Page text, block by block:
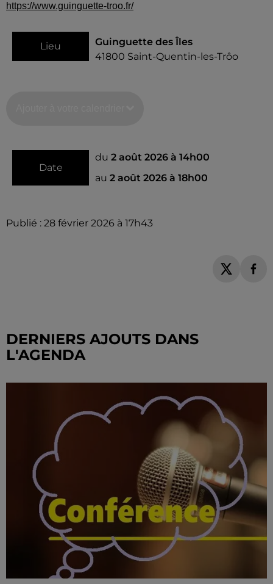
https://www.guinguette-troo.fr/
Lieu
Guinguette des Îles
41800 Saint-Quentin-les-Trôo
Date
du 2 août 2026 à 14h00
au 2 août 2026 à 18h00
Publié : 28 février 2026 à 17h43
DERNIERS AJOUTS DANS
L'AGENDA